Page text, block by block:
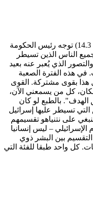
في أحد خطاباته الموجهة الى الأمة (يوم 14.3) توجه رئيس الحكومة
جميع الناس الذين تسيطر
الذي يُعبر عنه بعيد
في هذه الفترة الصعبة
هذا بقوى مشتركة. القوى
كل من يسمعني الآن،
بالطبع لو كان
تسيطر عليها إسرائيل
على نتنياهو تقسيمهم
– ليس إنسانيا
بين البشر ذوي
كل واحد طبقا للفئة التي